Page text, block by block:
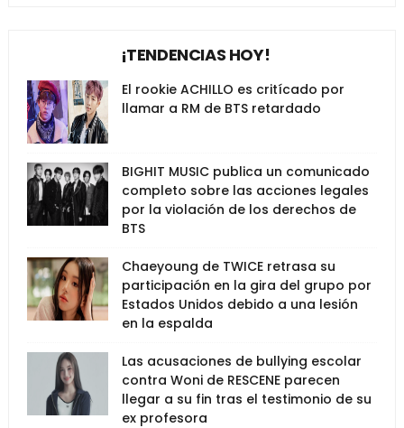
¡TENDENCIAS HOY!
El rookie ACHILLO es critícado por
llamar a RM de BTS retardado
BIGHIT MUSIC publica un comunicado
completo sobre las acciones legales
por la violación de los derechos de
BTS
Chaeyoung de TWICE retrasa su
participación en la gira del grupo por
Estados Unidos debido a una lesión
en la espalda
Las acusaciones de bullying escolar
contra Woni de RESCENE parecen
llegar a su fin tras el testimonio de su
ex profesora